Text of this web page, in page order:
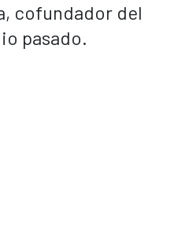
cofundador del
pasado.